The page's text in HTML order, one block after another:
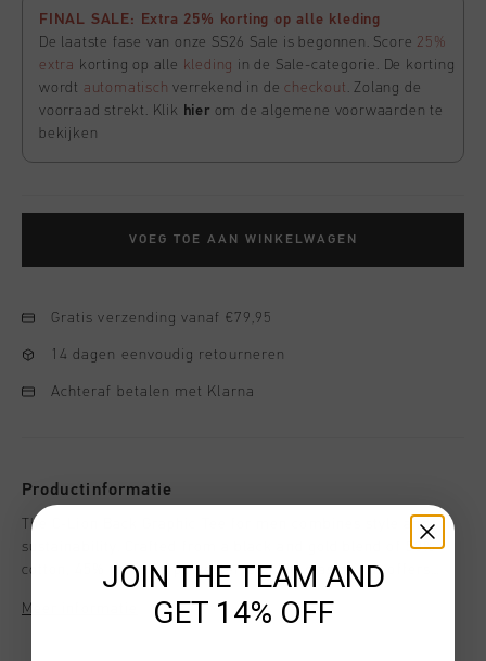
FINAL SALE: Extra 25% korting op alle kleding
De laatste fase van onze SS26 Sale is begonnen. Score 25%
extra korting op alle kleding in de Sale-categorie. De korting
wordt automatisch verrekend in decheckout . Zolang de
voorraad strekt. Klik hier om de algemene voorwaarden te
bekijken
VOEG TOE AAN WINKELWAGEN
Gratis verzending vanaf €79,95
14 dagen eenvoudig retourneren
Achteraf betalen met Klarna
Productinformatie
The C-Lion Back Graphic Tee for men combines style and
sustainability. Crafted from a black and gold blend of 50%
cotton, 45% recycled polyester, and 5% elastane, it offers
on the left chest and a bold graphic on the central back, this
Meer informatie
JOIN THE TEAM AND
GET 14% OFF